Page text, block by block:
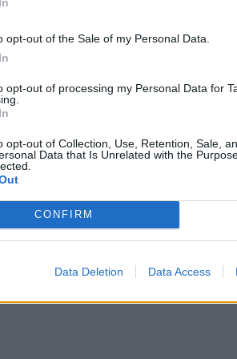
opt-out of the Sale of my Personal Data.
opt-out of processing my Personal Data for
opt-out of Collection, Use, Retention, Sale,
Data that Is Unrelated with the
CONFIRM
Data Deletion Data Access
ΚΑΛΟΚΑΙΡΙΝΌ ΣΤΙΛ
γραμμές συνεχίζουν να
παντελόνι, ένα μπεζ τοπ και
πλέξη ή ιδιαίτερες
σύνολο που δείχνει
περιπτώσεις, η τσάντα γίνεται
δίνει χαρακτήρα σε ένα κατά